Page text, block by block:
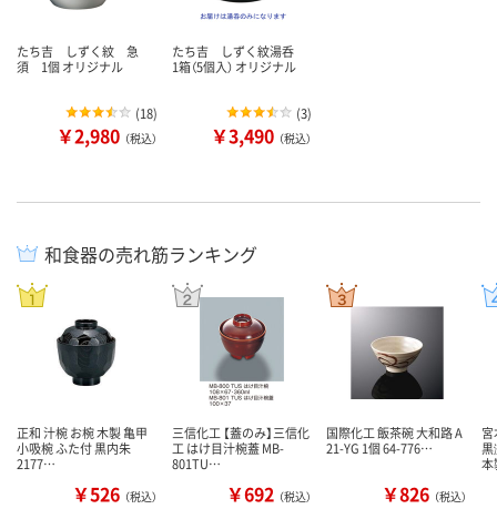
たち吉 しずく紋 急
須 1個 オリジナル
(18)
￥2,980 （税込）
たち吉 しずく紋湯呑
1箱（5個入） オリジナル
(3)
￥3,490 （税込）
和食器の売れ筋ランキング
正和 汁椀 お椀 木製 亀甲
小吸椀 ふた付 黒内朱
2177…
￥526 （税込）
三信化工 【蓋のみ】三信化
工 はけ目汁椀蓋 MB-
801TU…
￥692 （税込）
国際化工 飯茶碗 大和路 A
21-YG 1個 64-776…
￥826 （税込）
黒